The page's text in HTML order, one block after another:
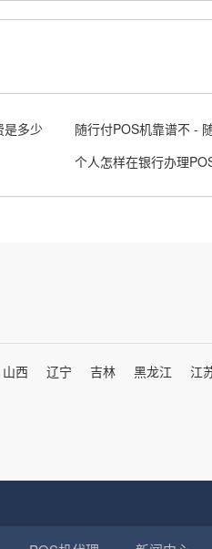
是多少
山西 辽宁 吉林 黑龙江 江